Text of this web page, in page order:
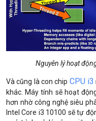
Nguyên lý hoạt
Và cũng là con chip CPU i3
khác. Máy tính sẽ hoạt
hơn nhờ công nghệ siêu
Intel Core i3 10100 sẽ tự